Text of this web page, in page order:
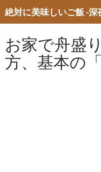
絶対に美味しいご飯 -深
検
索
テ
ン
ツ
へ
お家で舟盛
方、基本の